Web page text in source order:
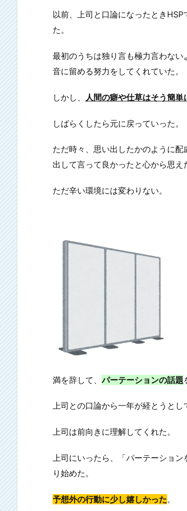
以前、上司と口論になったとき HSP
た。
最初のうちは独り言も極力言わな
音に留める努力をしてくれていた。
しかし、 人間の癖や仕草はそう簡単
しばらくしたら元に戻っていった。
ただ時々、思い出したかのように
出して言って良かったと心から思え
ただ辛い環境には変わりない。
満を辞して、パーテーションの話題
上司との口論から一年が経とうとし
上司は前向きに理解してくれた。
上司にいったら、「パーテーショ
り始めた。
予想外の行動に少し嬉しかった。